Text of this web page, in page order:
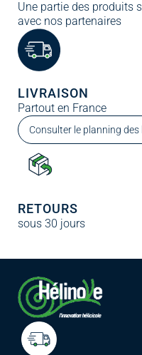
Une partie des produits
avec nos partenaires
LIVRAISON
Partout en France
Consulter le planning
RETOURS
sous 30 jours